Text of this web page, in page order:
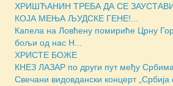
ХРИШЋАНИН ТРЕБА ДА СЕ
КОЈА МЕЊА ЉУДСКЕ ГЕНЕ!...
Капела на Ловћену помириће Црну
бољи од нас Н...
ХРИСТЕ БОЖЕ
КНЕЗ ЛАЗАР по други пут међу
Свечани видовдански концерт „Србија